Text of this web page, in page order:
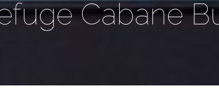
Cabane